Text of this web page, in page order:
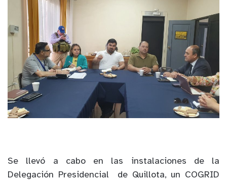
Se llevó a cabo en las instalaciones de la
Delegación Presidencial de Quillota, un COGRID